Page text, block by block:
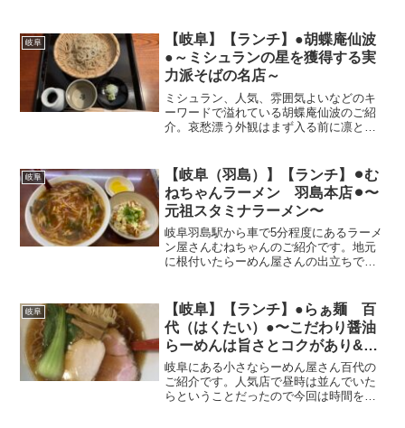
が、余りの暑さで冷やしらーめんを食べ
ることに。器まで冷や冷...
岐阜
【岐阜】【ランチ】●胡蝶庵仙波
●～ミシュランの星を獲得する実
力派そばの名店～
ミシュラン、人気、雰囲気よいなどのキ
ーワードで溢れている胡蝶庵仙波のご紹
介。哀愁漂う外観はまず入る前に凛とし
た高級感があります。カウンター席も２
席だけあり、そちらへ通さ...
岐阜
【岐阜（羽島）】【ランチ】⚫︎む
ねちゃんラーメン 羽島本店⚫︎〜
元祖スタミナラーメン〜
岐阜羽島駅から車で5分程度にあるラーメ
ン屋さんむねちゃんのご紹介です。地元
に根付いたらーめん屋さんの出立ちであ
になります。ここは定番の元祖スタミナ
ラーメンをオーダーしま...
岐阜
【岐阜】【ランチ】●らぁ麺 百
代（はくたい）●〜こだわり醤油
らーめんは旨さとコクがあり&チ
ャーシュー◎〜
岐阜にある小さならーめん屋さん百代の
ご紹介です。人気店で昼時は並んでいた
らということだったので今回は時間を少